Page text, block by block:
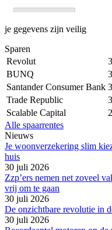
je gegevens zijn veilig
Sparen
Revolut
BUNQ
Santander Consumer Bank
Trade Republic
Scalable Capital
Alle spaarrentes
Nieuws
Je woonverzekering slim
huis
30 juli 2026
Zzp’ers nemen net zoveel
vrij om te gaan
30 juli 2026
De onzichtbare revolutie in
30 juli 2026